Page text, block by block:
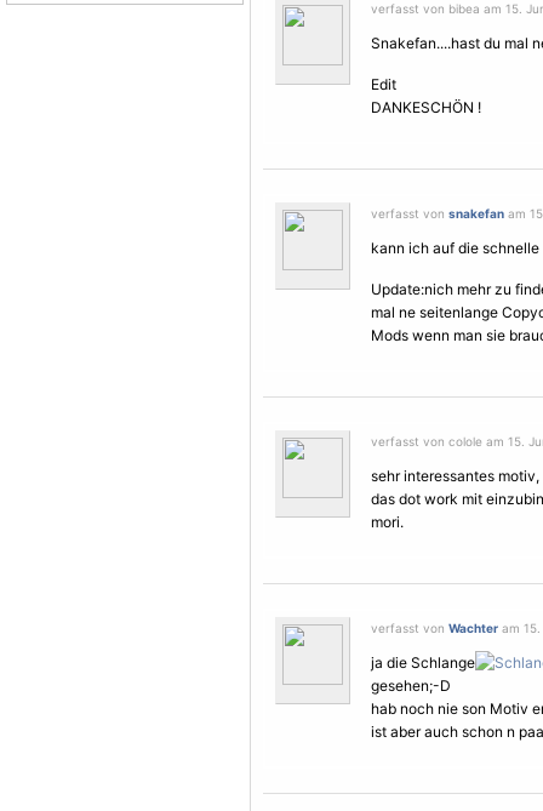
verfasst von bibea am 15.
Snakefan....hast du mal
Edit
DANKESCHÖN !
verfasst von snakefan am
kann ich auf die
Update:nich mehr zu
mal ne seitenlange
Mods wenn man sie
verfasst von colole am 15.
sehr interessantes
das dot work mit
mori.
verfasst von Wachter am
ja die Schlange
gesehen;-D
hab noch nie son Motiv
ist aber auch schon n